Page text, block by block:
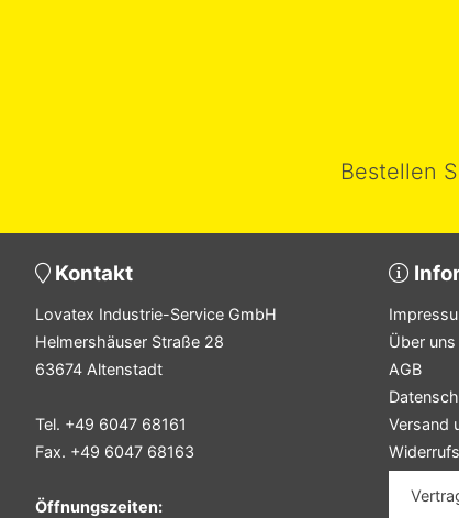
Bestellen
Kontakt
Lovatex Industrie-Service GmbH
Helmershäuser Straße 28
63674 Altenstadt
Tel. +49 6047 68161
Fax. +49 6047 68163
Öffnungszeiten:
Über uns
AGB
Versand